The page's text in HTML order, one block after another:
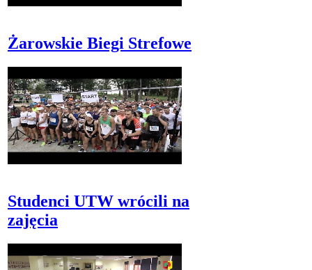
Żarowskie Biegi Strefowe
Studenci UTW wrócili na
zajęcia